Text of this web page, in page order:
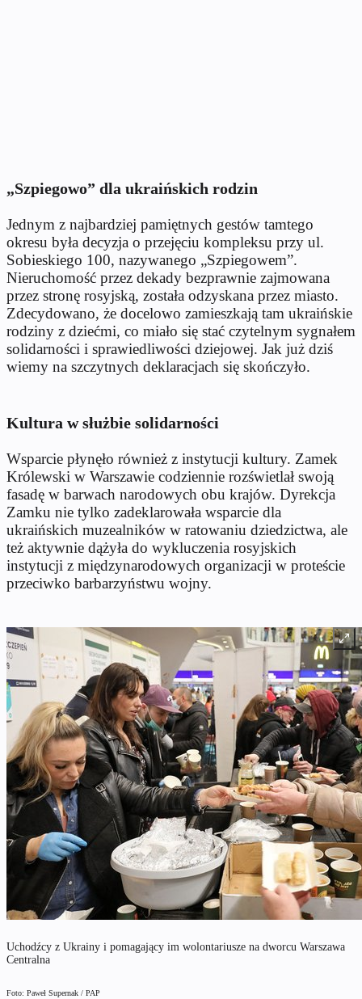
„Szpiegowo” dla ukraińskich rodzin
Jednym z najbardziej pamiętnych gestów tamtego
okresu była decyzja o przejęciu kompleksu przy ul.
Sobieskiego 100, nazywanego „Szpiegowem”.
Nieruchomość przez dekady bezprawnie zajmowana
przez stronę rosyjską, została odzyskana przez miasto.
Zdecydowano, że docelowo zamieszkają tam ukraińskie
rodziny z dziećmi, co miało się stać czytelnym sygnałem
solidarności i sprawiedliwości dziejowej. Jak już dziś
wiemy na szczytnych deklaracjach się skończyło.
Kultura w służbie solidarności
Wsparcie płynęło również z instytucji kultury. Zamek
Królewski w Warszawie codziennie rozświetlał swoją
fasadę w barwach narodowych obu krajów. Dyrekcja
Zamku nie tylko zadeklarowała wsparcie dla
ukraińskich muzealników w ratowaniu dziedzictwa, ale
też aktywnie dążyła do wykluczenia rosyjskich
instytucji z międzynarodowych organizacji w proteście
przeciwko barbarzyństwu wojny.
Uchodźcy z Ukrainy i pomagający im wolontariusze na dworcu Warszawa
Centralna
Foto: Paweł Supernak / PAP